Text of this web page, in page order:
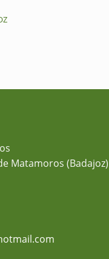
Matamoros (Badajoz)